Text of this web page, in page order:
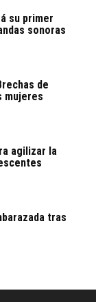
su primer
sonoras
de
mujeres
agilizar la
tras